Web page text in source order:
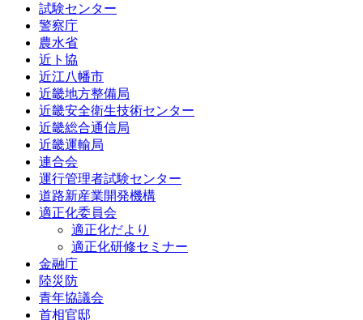
試験センター
警察庁
農水省
近ト協
近江八幡市
近畿地方整備局
近畿安全衛生技術センター
近畿総合通信局
近畿運輸局
連合会
運行管理者試験センター
道路新産業開発機構
適正化委員会
適正化だより
適正化研修セミナー
金融庁
陸災防
青年協議会
首相官邸